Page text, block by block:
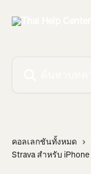
คอลเลกชันทั้งหมด
Strava สำหรับ iPhone